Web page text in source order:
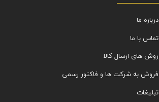
درباره ما
تماس با ما
روش های ارسال کالا
فروش به شرکت ها و فاکتور رسمی
تبلیغات